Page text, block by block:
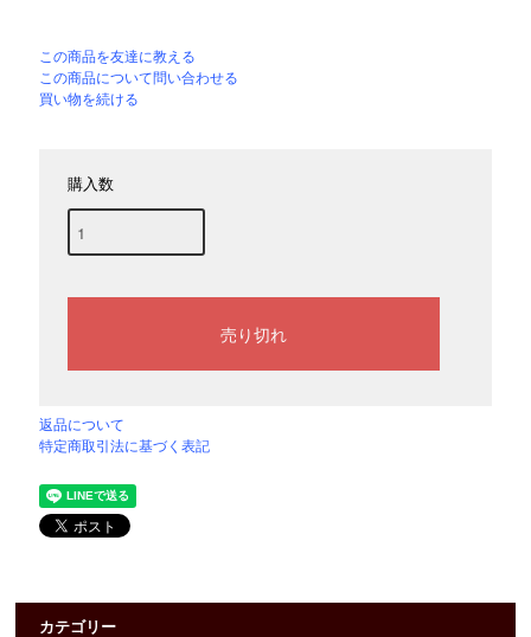
この商品を友達に教える
この商品について問い合わせる
買い物を続ける
購入数
返品について
特定商取引法に基づく表記
カテゴリー